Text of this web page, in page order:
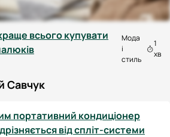
всього купувати
Мода
і
стиль
1
хв
Савчук
портативний кондиціонер
від спліт-системи